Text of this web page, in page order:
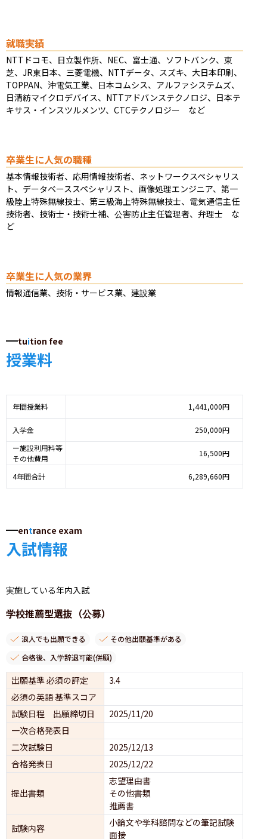
就職実績
NTTドコモ、日立製作所、NEC、富士通、ソフトバンク、東
芝、JR東日本、三菱電機、NTTデータ、スズキ、大日本印刷、
TOPPAN、沖電気工業、日本コムシス、アルファシステムズ、
日清紡マイクロデバイス、NTTアドバンステクノロジ、日本テ
キサス・インスツルメンツ、CTCテクノロジー　など
卒業生に人気の職種
基本情報技術者、応用情報技術者、ネットワークスペシャリス
ト、データベーススペシャリスト、画像処理エンジニア、第一
級陸上特殊無線技士、第三級海上特殊無線技士、電気通信主任
技術者、技術士・技術士補、公害防止主任管理者、弁理士　な
ど
卒業生に人気の業界
情報通信業、技術・サービス業、建設業
tuition fee
授業料
年間授業料 1,441,000円
入学金
250,000円
ー施設利用料等
その他費用
16,500円
4年間合計 6,289,660円
entrance exam
入試情報
実施している年内入試
学校推薦型選抜（公募）
浪人でも出願できる
その他出願基準がある
合格後、入学辞退可能(併願)
出願基準 必須の評定
3.4
必須の英語 基準スコア
試験日程 出願締切日
2025/11/20
一次合格発表日
二次試験日
2025/12/13
合格発表日
2025/12/22
提出書類
志望理由書
その他書類
推薦書
試験内容
小論文や学科諮問などの筆記試験
面接